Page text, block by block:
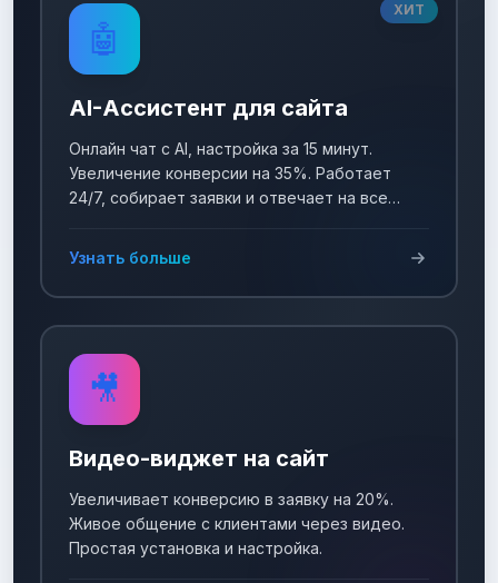
ХИТ
🤖
AI-Ассистент для сайта
Онлайн чат с AI, настройка за 15 минут.
Увеличение конверсии на 35%. Работает
24/7, собирает заявки и отвечает на все
Узнать больше
🎥
Видео-виджет на сайт
Увеличивает конверсию в заявку на 20%.
Живое общение с клиентами через видео.
Простая установка и настройка.